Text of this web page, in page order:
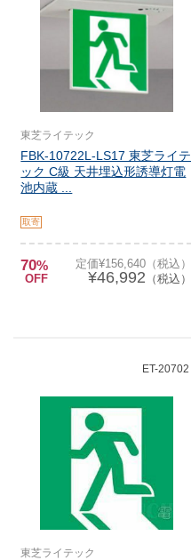
東芝ライテック
FBK-10722L-LS17 東芝ライテ
ック C級 天井埋込形誘導灯電
池内蔵 ...
取寄
70%
OFF
定価¥156,640（税込）
¥46,992 （税込）
ET-20702
東芝ライテック